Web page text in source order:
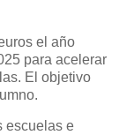
el año
para acelerar
El objetivo
escuelas e